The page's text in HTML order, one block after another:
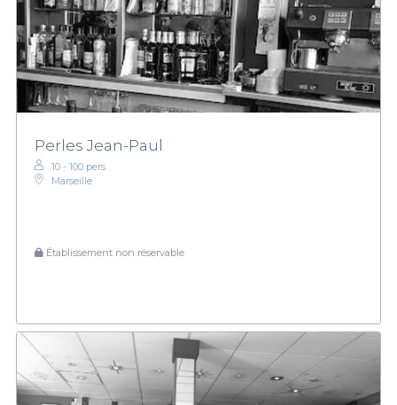
Perles Jean-Paul
10 - 100 pers.
Marseille
Établissement non réservable